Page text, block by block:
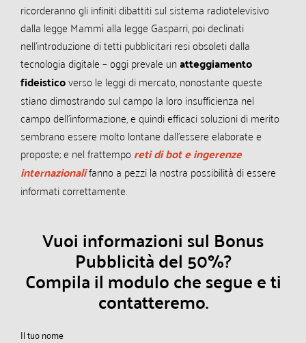
ricorderanno gli infiniti dibattiti sul sistema radiotelevisivo
dalla legge Mammì alla legge Gasparri, poi declinati
nell’introduzione di tetti pubblicitari resi obsoleti dalla
tecnologia digitale – oggi prevale unatteggiamento
fideisticoverso le leggi di mercato, nonostante queste
stiano dimostrando sul campo la loro insufficienza nel
campo dell’informazione, e quindi efficaci soluzioni di merito
sembrano essere molto lontane dall’essere elaborate e
proposte; e nel frattemporeti di bot e ingerenze
internazionalifanno a pezzi la nostra possibilità di essere
informati correttamente.
Vuoi informazioni sul Bonus
Pubblicità del 50%?
Compila il modulo che segue e ti
contatteremo.
Il tuo nome